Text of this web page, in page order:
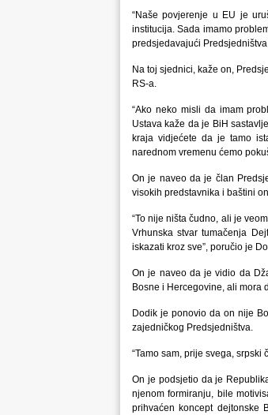
“Naše povjerenje u EU je
institucija. Sada imamo
predsjedavajući
Na toj sjednici, kaže on,
RS-a.
“Ako neko misli da imam
Ustava kaže da je BiH
kraja vidjećete da je tamo
narednom vremenu ćemo
On je naveo da je član
visokih predstavnika i baštini
“To nije ništa čudno, ali je
Vrhunska stvar tumačenja
iskazati kroz sve”, poručio je
On je naveo da je vidio da
Bosne i Hercegovine, ali mora
Dodik je ponovio da on nije
zajedničkog Predsjedništva.
“Tamo sam, prije svega,
On je podsjetio da je
njenom formiranju, bile
prihvaćen koncept dejtonske